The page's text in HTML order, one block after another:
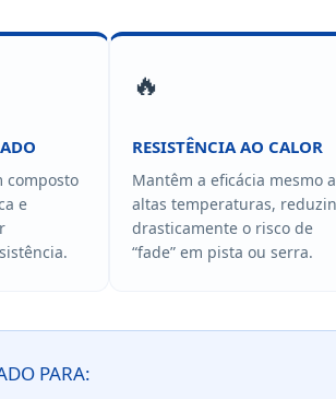
composto
e
🔥
RESISTÊNCIA AO CALOR
Mantêm a eficácia mesmo a
altas temperaturas,
drasticamente o risco de
“fade” em pista ou serra.
PARA: